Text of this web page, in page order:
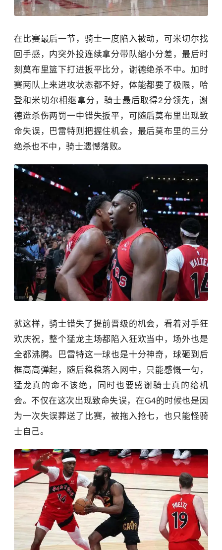
在比赛最后一节，骑士一度陷入被动，可米切尔找
回手感，内突外投连续拿分带队缩小分差，最后时
刻莫布里篮下打进扳平比分，谢德绝杀不中。加时
赛两队上来进攻状态都不好，体能都要了极限，哈
登和米切尔相继拿分，骑士最后取得2分领先，谢
德造杀伤两罚一中错失扳平，可随后莫布里出现致
命失误，巴雷特则把握住机会，最后莫布里的三分
绝杀也不中，骑士遗憾落败。
就这样，骑士错失了提前晋级的机会，看着对手狂
欢庆祝，整个猛龙主场都陷入狂欢当中，场外也是
全都沸腾。巴雷特这一球也是十分神奇，球砸到后
框高高弹起，随后稳稳落入网中，只能感慨一句，
猛龙真的命不该绝，同时也要感谢骑士真的给机
会。不仅在这次出现致命失误，在G4的时候也是因
为一次失误葬送了比赛，被拖入抢七，也只能怪骑
士自己。